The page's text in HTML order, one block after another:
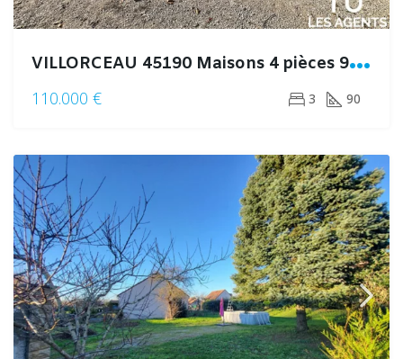
V
ILLORCEAU 45190 Maisons 4 pièces 90 m2 à rénover
110.000 € 3 90